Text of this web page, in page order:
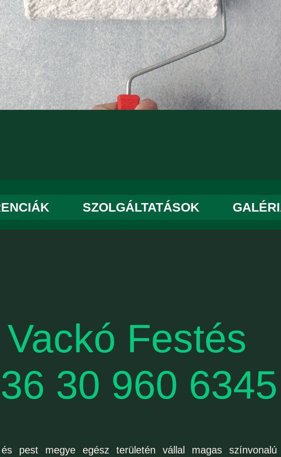
SZOLGÁLTATÁSOK
Vackó Festés
30 960 6345
pest megye egész területén vállal magas színvonalú